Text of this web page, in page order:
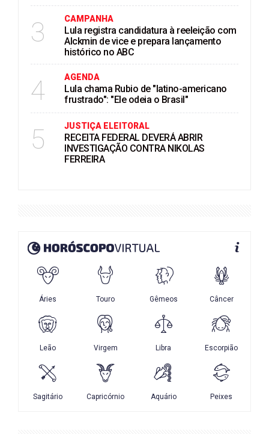
3 CAMPANHA
Lula registra candidatura à reeleição com
Alckmin de vice e prepara lançamento
histórico no ABC
4 AGENDA
Lula chama Rubio de "latino-americano
frustrado": "Ele odeia o Brasil"
5 JUSTIÇA ELEITORAL
RECEITA FEDERAL DEVERÁ ABRIR
INVESTIGAÇÃO CONTRA NIKOLAS
FERREIRA